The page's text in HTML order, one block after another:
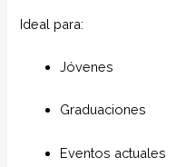
Ideal para:
Jóvenes
Graduaciones
Eventos actuales